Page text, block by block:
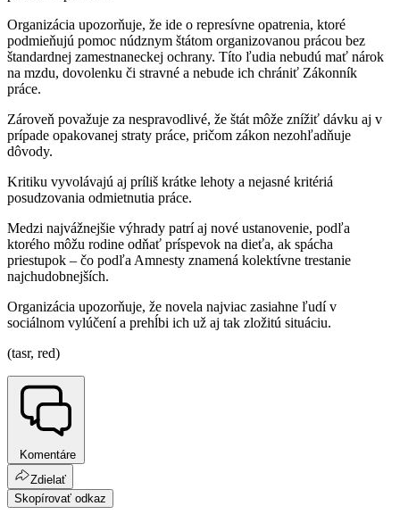
Organizácia upozorňuje, že ide o represívne opatrenia, ktoré
podmieňujú pomoc núdznym štátom organizovanou prácou bez
štandardnej zamestnaneckej ochrany. Títo ľudia nebudú mať nárok
na mzdu, dovolenku či stravné a nebude ich chrániť Zákonník
práce.
Zároveň považuje za nespravodlivé, že štát môže znížiť dávku aj v
prípade opakovanej straty práce, pričom zákon nezohľadňuje
dôvody.
Kritiku vyvolávajú aj príliš krátke lehoty a nejasné kritériá
posudzovania odmietnutia práce.
Medzi najvážnejšie výhrady patrí aj nové ustanovenie, podľa
ktorého môžu rodine odňať príspevok na dieťa, ak spácha
priestupok – čo podľa Amnesty znamená kolektívne trestanie
najchudobnejších.
Organizácia upozorňuje, že novela najviac zasiahne ľudí v
sociálnom vylúčení a prehĺbi ich už aj tak zložitú situáciu.
(tasr, red)
Komentáre
Zdielať
Skopírovať odkaz